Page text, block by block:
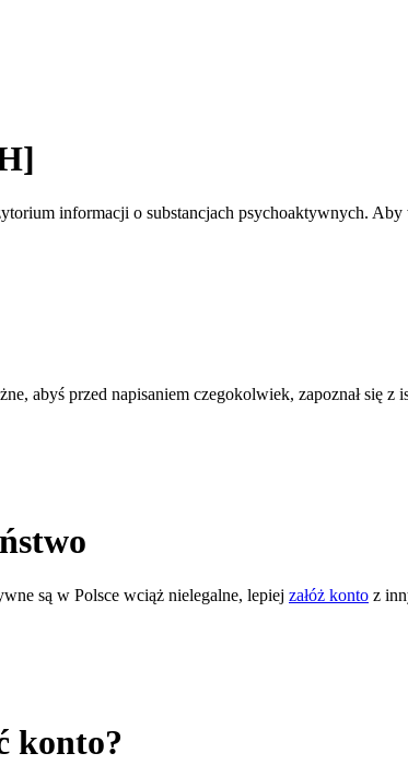
informacji o substancjach psychoaktywnych.
abyś przed napisaniem czegokolwiek, zapoznał się
są w Polsce wciąż nielegalne, lepiej załóż konto z
konto?